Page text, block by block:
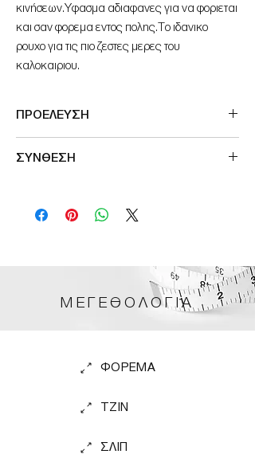
κινήσεων.Υφασμα αδιαφανες για να φοριεται
και σαν φορεμα εντος πολης.Tο ιδανικο
ρουχο για τις πιο ζεστες μερες του
καλοκαιριου.
ΠΡΟΕΛΕΥΣΗ
ΣΥΝΘΕΣΗ
ΜΕΓΕΘΟΛΟΓΙΑ
ΦΟΡΕΜΑ
TZIN
ΣΛΙΠ